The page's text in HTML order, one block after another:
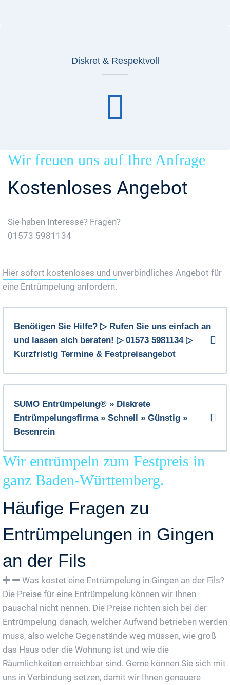
Diskret & Respektvoll
Wir freuen uns auf Ihre Anfrage
Kostenloses Angebot
Sie haben Interesse? Fragen?
01573 5981134
Hier sofort kostenloses und unverbindliches Angebot für
eine Entrümpelung anfordern.
Benötigen Sie Hilfe? ▷ Rufen Sie uns einfach an
und lassen sich beraten! ▷ 01573 5981134 ▷
Kurzfristig Termine & Festpreisangebot
SUMO Entrümpelung® » Diskrete
Entrümpelungsfirma » Schnell » Günstig »
Besenrein
Wir entrümpeln zum Festpreis in
ganz Baden-Württemberg.
Häufige Fragen zu
Entrümpelungen in Gingen
an der Fils
Was kostet eine Entrümpelung in Gingen an der Fils?
Die Preise für eine Entrümpelung können wir Ihnen
pauschal nicht nennen. Die Preise richten sich bei der
Entrümpelung danach, welcher Aufwand betrieben werden
muss, also welche Gegenstände weg müssen, wie groß
das Haus oder die Wohnung ist und wie die
Räumlichkeiten erreichbar sind. Gerne können Sie sich mit
uns in Verbindung setzen, damit wir Ihnen genauere